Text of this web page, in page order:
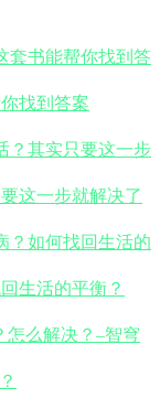
找到答案
这一步就解决了
生活的平衡？